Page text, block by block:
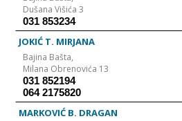
Dušana Višića 3
031 853234
JOKIĆ T. MIRJANA
Bajina Bašta,
Milana Obrenovića 13
031 852194
064 2175820
MARKOVIĆ B. DRAGAN